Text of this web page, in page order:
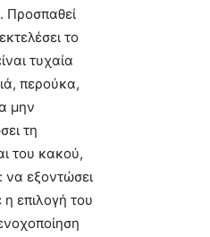
Προσπαθεί
το
τυχαία
περούκα,
μην
τη
του κακού,
να εξοντώσει
επιλογή του